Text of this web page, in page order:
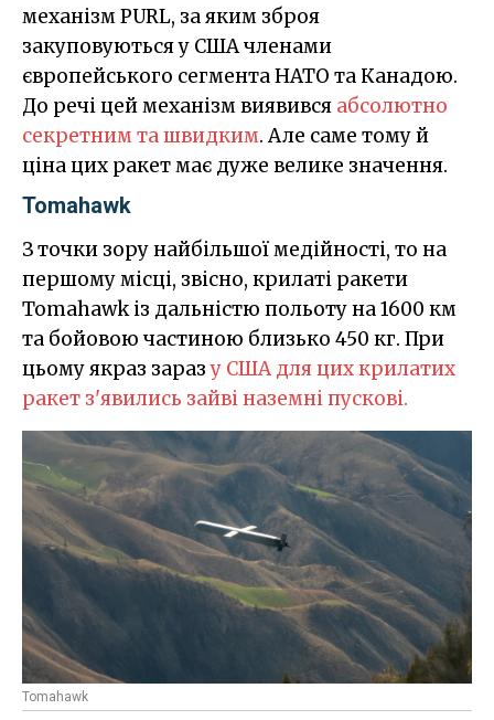
механізм PURL, за яким зброя
закуповуються у США членами
європейського сегмента НАТО та Канадою.
До речі цей механізм виявився абсолютно
секретним та швидким. Але саме тому й
ціна цих ракет має дуже велике значення.
Tomahawk
З точки зору найбільшої медійності, то на
першому місці, звісно, крилаті ракети
Tomahawk із дальністю польоту на 1600 км
та бойовою частиною близько 450 кг. При
цьому якраз заразу США для цих крилатих
ракет з'явились зайві наземні пускові.
Tomahawk